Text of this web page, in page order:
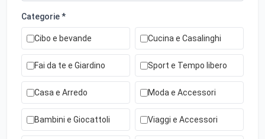
Categorie *
Cibo e bevande Cucina e Casalinghi
Fai da te e Giardino Sport e Tempo libero
Casa e Arredo Moda e Accessori
Bambini e Giocattoli Viaggi e Accessori